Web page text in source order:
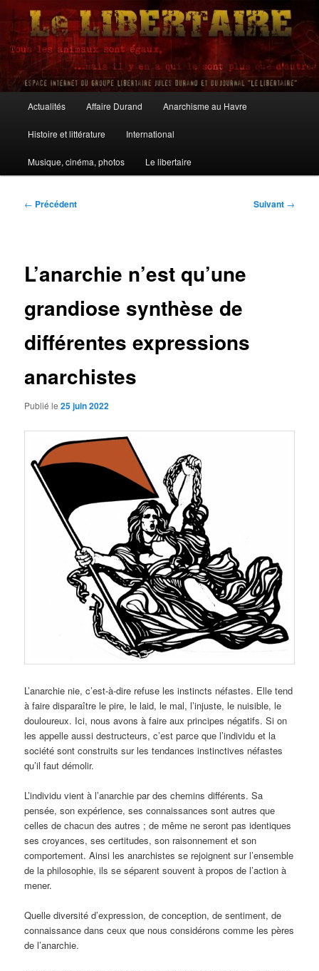
Aller
contenu
principalLe Libertaire
principal
Actualités Affaire Durand Anarchisme au Havre
Histoire et littérature International
Musique, cinéma, photos Le libertaire
Navigation
← Précédent Suivant →
L’anarchie n’est qu’une
grandiose synthèse de
différentes expressions
anarchistes
Publié le25 juin 2022
L’anarchie nie, c’est-à-dire refuse les instincts néfastes. Elle tend
à faire disparaître le pire, le laid, le mal, l’injuste, le nuisible, le
douloureux. Ici, nous avons à faire aux principes négatifs. Si on
les appelle aussi destructeurs, c’est parce que l’individu et la
société sont construits sur les tendances instinctives néfastes
qu’il faut démolir.
L’individu vient à l’anarchie par des chemins différents. Sa
pensée, son expérience, ses connaissances sont autres que
celles de chacun des autres ; de même ne seront pas identiques
ses croyances, ses certitudes, son raisonnement et son
comportement. Ainsi les anarchistes se rejoignent sur l’ensemble
de la philosophie, ils se séparent souvent à propos de l’action à
mener.
Quelle diversité d’expression, de conception, de sentiment, de
connaissance dans ceux que nous considérons comme les pères
de l’anarchie.